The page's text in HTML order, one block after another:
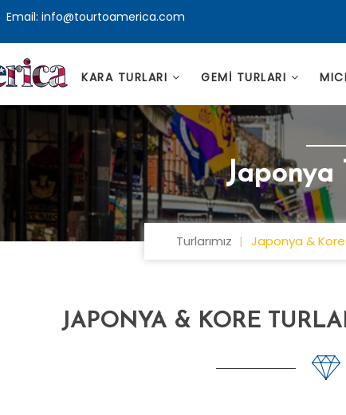
Email: info@tourtoamerica.com
KARA TURLARI GEMİ TURLARI
Japonya
Turlarımız Japonya & Kore
JAPONYA & KORE